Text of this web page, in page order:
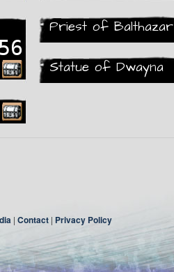
Rare
Priest of Balthazar
Statue of Dwayna
| Contact | Privacy Policy